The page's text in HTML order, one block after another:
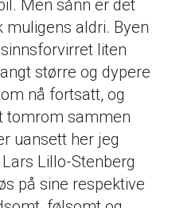
Men sånn er det
muligens aldri. Byen
liten
større og dypere
nå fortsatt, og
tomrom sammen
uansett her jeg
Lillo-Stenberg
på sine respektive